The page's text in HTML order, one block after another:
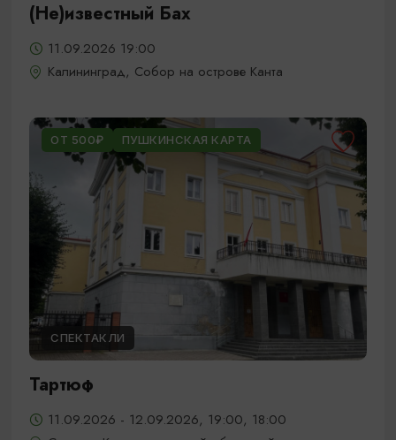
(Не)известный Бах
11.09.2026 19:00
Калининград, Собор на острове Канта
ОТ 500₽ ПУШКИНСКАЯ КАРТА
СПЕКТАКЛИ
Тартюф
11.09.2026 - 12.09.2026, 19:00, 18:00